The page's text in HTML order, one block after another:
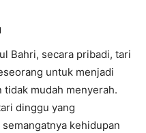
Bahri, secara pribadi, tari
untuk menjadi
mudah menyerah.
dinggu yang
kehidupan